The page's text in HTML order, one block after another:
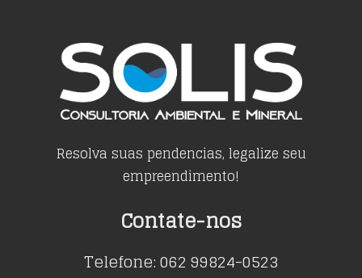
Resolva suas pendencias, legalize seu
empreendimento!
Contate-nos
Telefone: 062 99824-0523